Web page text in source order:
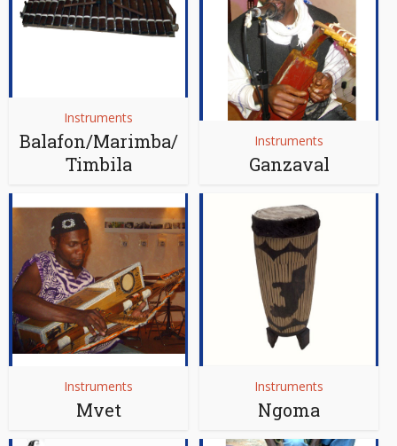
Instruments
Balafon/Marimba/
Timbila
Instruments
Ganzaval
Instruments
Mvet
Instruments
Ngoma